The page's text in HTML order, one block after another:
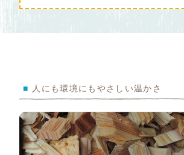
■ 人にも環境にもやさしい温かさ